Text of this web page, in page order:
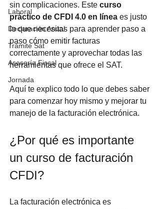
Laboral
Declaración Anual
Trámite Sat
Asesoría Fiscal
Jornada
sin complicaciones. Este curso
práctico de CFDI 4.0 en línea es justo
lo que necesitas para aprender paso a
paso cómo emitir facturas
correctamente y aprovechar todas las
herramientas que ofrece el SAT.
Aquí te explico todo lo que debes saber
para comenzar hoy mismo y mejorar tu
manejo de la facturación electrónica.
¿Por qué es importante
un curso de facturación
CFDI?
La facturación electrónica es